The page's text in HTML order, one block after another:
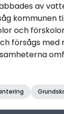
av
kommunen
och
försågs med